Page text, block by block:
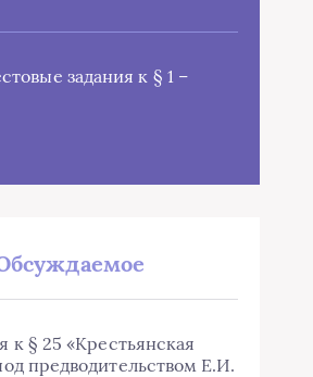
задания к § 1 –
к § 25 «Крестьянская
предводительством Е.И.